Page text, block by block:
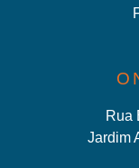
Rua
Jardim